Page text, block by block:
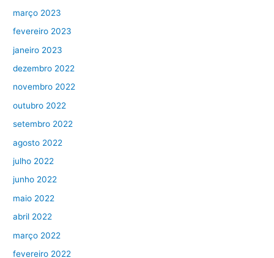
março 2023
fevereiro 2023
janeiro 2023
dezembro 2022
novembro 2022
outubro 2022
setembro 2022
agosto 2022
julho 2022
junho 2022
maio 2022
abril 2022
março 2022
fevereiro 2022